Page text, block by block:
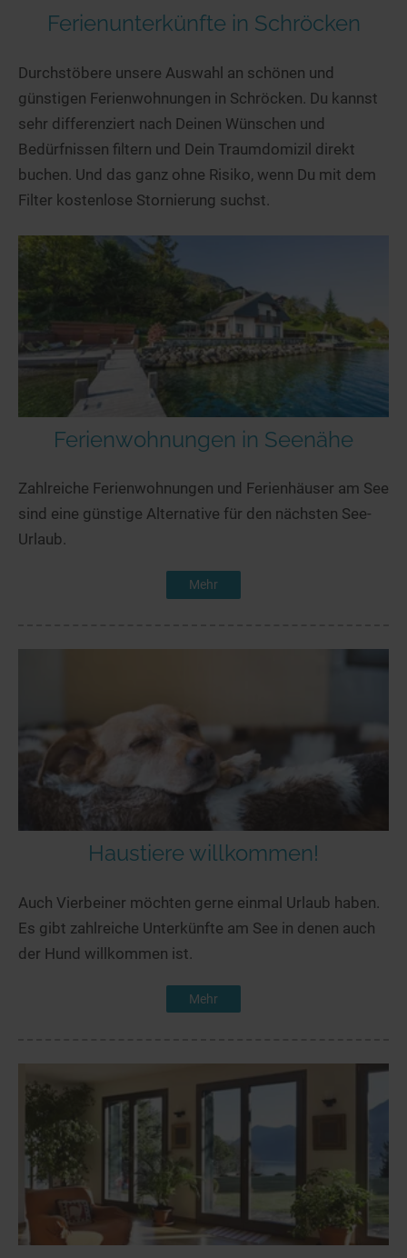
Ferienunterkünfte in Schröcken
Durchstöbere unsere Auswahl an schönen und
günstigen Ferienwohnungen in Schröcken. Du kannst
sehr differenziert nach Deinen Wünschen und
Bedürfnissen filtern und Dein Traumdomizil direkt
buchen. Und das ganz ohne Risiko, wenn Du mit dem
Filter kostenlose Stornierung suchst.
Ferienwohnungen in Seenähe
Zahlreiche Ferienwohnungen und Ferienhäuser am See
sind eine günstige Alternative für den nächsten See-
Urlaub.
Mehr
Haustiere willkommen!
Auch Vierbeiner möchten gerne einmal Urlaub haben.
Es gibt zahlreiche Unterkünfte am See in denen auch
der Hund willkommen ist.
Mehr